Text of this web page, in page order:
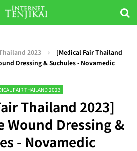
2023
[Medical Fair Thailand
Dressing & Suchules - Novamedic
FAIR THAILAND 2023
Thailand 2023]
Wound Dressing &
- Novamedic